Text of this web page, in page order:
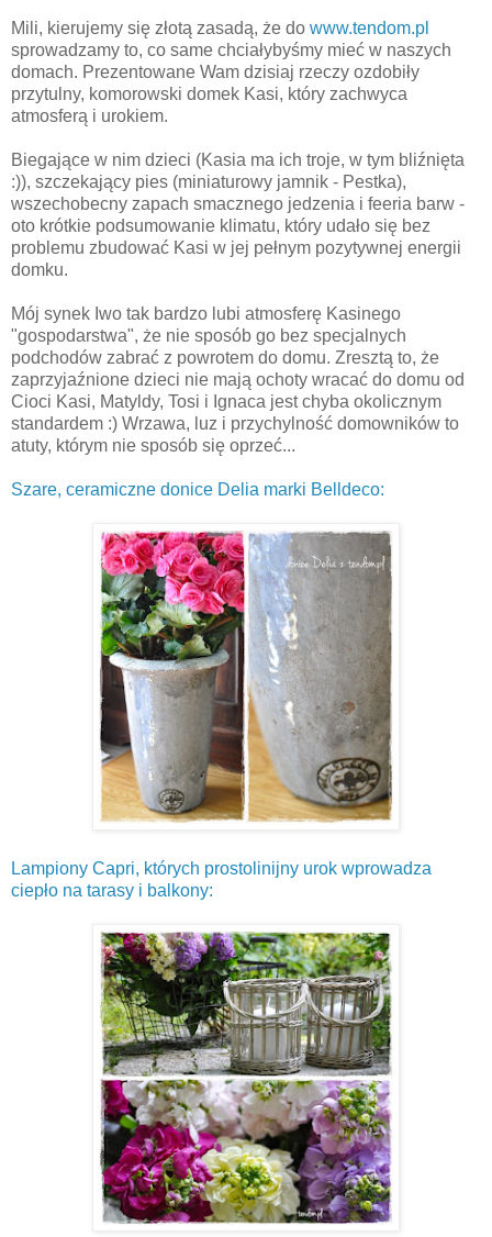
Mili, kierujemy się złotą zasadą, że do www.tendom.pl
sprowadzamy to, co same chciałybyśmy mieć w naszych
domach. Prezentowane Wam dzisiaj rzeczy ozdobiły
przytulny, komorowski domek Kasi, który zachwyca
atmosferą i urokiem.
Biegające w nim dzieci (Kasia ma ich troje, w tym bliźnięta
:)), szczekający pies (miniaturowy jamnik - Pestka),
wszechobecny zapach smacznego jedzenia i feeria barw -
oto krótkie podsumowanie klimatu, który udało się bez
problemu zbudować Kasi w jej pełnym pozytywnej energii
domku.
Mój synek Iwo tak bardzo lubi atmosferę Kasinego
"gospodarstwa", że nie sposób go bez specjalnych
podchodów zabrać z powrotem do domu. Zresztą to, że
zaprzyjaźnione dzieci nie mają ochoty wracać do domu od
Cioci Kasi, Matyldy, Tosi i Ignaca jest chyba okolicznym
standardem :) Wrzawa, luz i przychylność domowników to
atuty, którym nie sposób się oprzeć...
Szare, ceramiczne donice Delia marki Belldeco:
Lampiony Capri, których prostolinijny urok wprowadza
ciepło na tarasy i balkony: